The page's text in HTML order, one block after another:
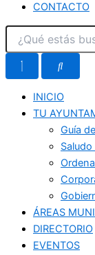
CONTACTO
INICIO
TU
Guía
ÁREAS
DIRECTORIO
EVENTOS